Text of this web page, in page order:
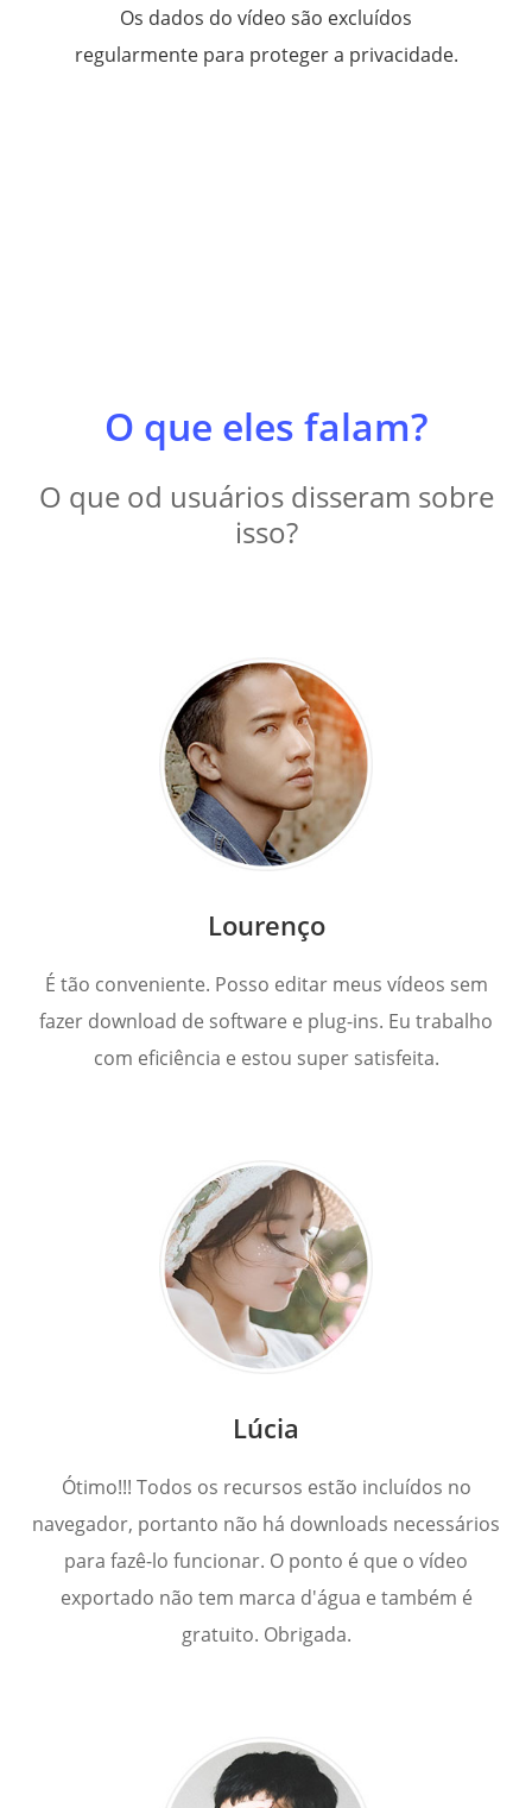
Os dados do vídeo são excluídos
regularmente para proteger a privacidade.
O que eles falam?
O que od usuários disseram sobre
isso?
Lourenço
É tão conveniente. Posso editar meus vídeos sem
fazer download de software e plug-ins. Eu trabalho
com eficiência e estou super satisfeita.
Lúcia
Ótimo!!! Todos os recursos estão incluídos no
navegador, portanto não há downloads necessários
para fazê-lo funcionar. O ponto é que o vídeo
exportado não tem marca d'água e também é
gratuito. Obrigada.